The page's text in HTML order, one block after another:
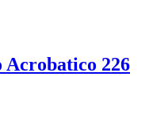
Acrobatico 226